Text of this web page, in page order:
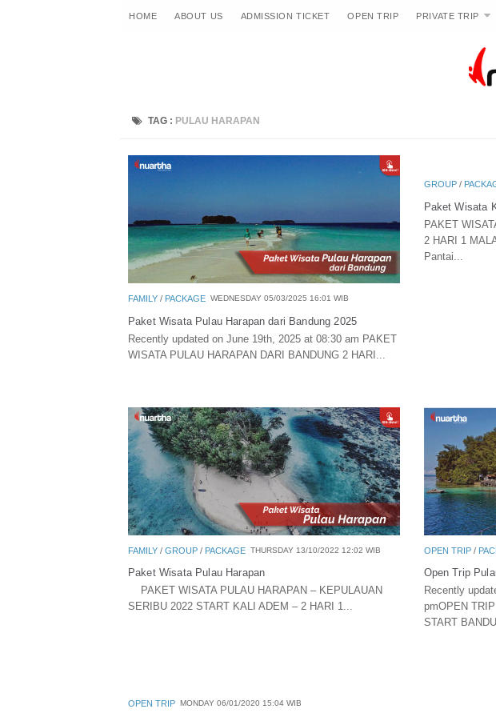
HOME ABOUT US ADMISSION TICKET OPEN TRIP PRIVATE TRIP
TAG : PULAU HARAPAN
FAMILY / PACKAGE WEDNESDAY 05/03/2025 16:01 WIB
Paket Wisata Pulau Harapan dari Bandung 2025
Recently updated on June 19th, 2025 at 08:30 am PAKET
WISATA PULAU HARAPAN DARI BANDUNG 2 HARI...
GROUP/
Paket Wisata
PAKET
2 HARI 1
Pantai...
FAMILY / GROUP / PACKAGE THURSDAY 13/10/2022 12:02 WIB
Paket Wisata Pulau Harapan
PAKET WISATA PULAU HARAPAN – KEPULAUAN
SERIBU 2022 START KALI ADEM – 2 HARI 1...
OPEN TRIP/
Open Trip
Recently
pmOPEN
START
OPEN TRIP MONDAY 06/01/2020 15:04 WIB